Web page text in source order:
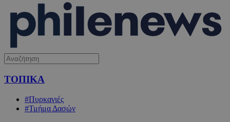
ΤΟΠΙΚΑ
#Πυρκαγιές
#Τμήμα Δασών